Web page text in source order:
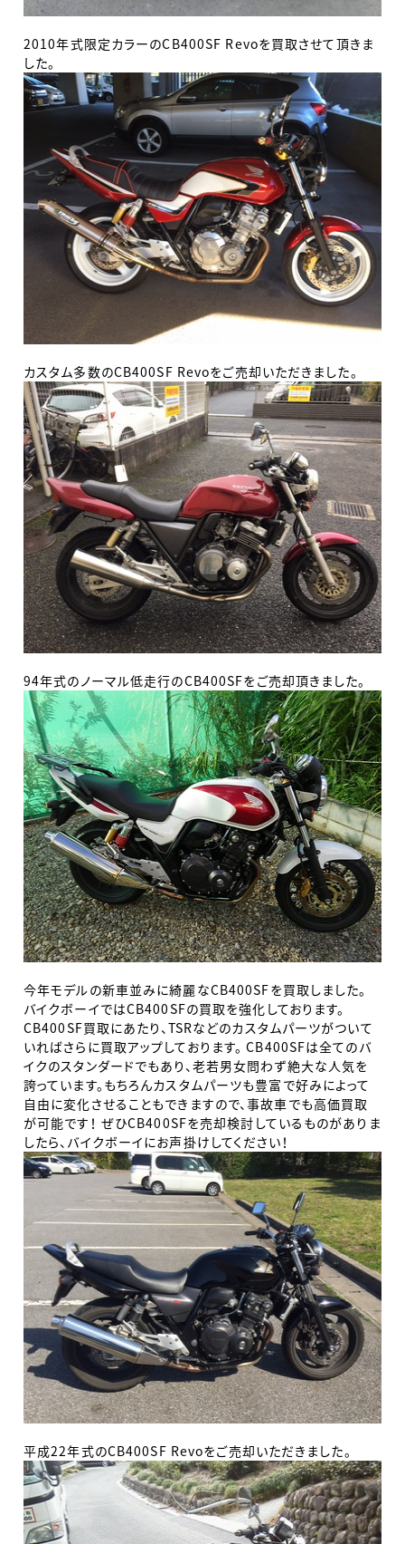
2010年式限定カラーのCB400SF Revoを買取させて頂きま
した。
カスタム多数のCB400SF Revoをご売却いただきました。
94年式のノーマル低走行のCB400SFをご売却頂きました。
今年モデルの新車並みに綺麗なCB400SFを買取しました。
バイクボーイではCB400SFの買取を強化しております。
CB400SF買取にあたり、TSRなどのカスタムパーツがついて
いればさらに買取アップしております。 CB400SFは全てのバ
イクのスタンダードでもあり、老若男女問わず絶大な人気を
誇っています。もちろんカスタムパーツも豊富で好みによって
自由に変化させることもできますので、事故車でも高価買取
が可能です！ ぜひCB400SFを売却検討しているものがありま
したら、バイクボーイにお声掛けしてください！
平成22年式のCB400SF Revoをご売却いただきました。